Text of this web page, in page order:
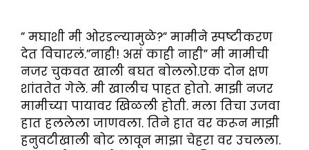
” मघाशी मी ओरडल्यामुळे?” मामीने स्पष्टीकरण
देत विचारलं.”नाही! असं काही नाही” मी मामीची
नजर चुकवत खाली बघत बोललो.एक दोन क्षण
शांततेत गेले. मी खालीच पाहत होतो. माझी नजर
मामीच्या पायावर खिळली होती. मला तिचा उजवा
हात हललेला जाणवला. तिने हात वर करून माझी
हनुवटीखाली बोट लावून माझा चेहरा वर उचलला.